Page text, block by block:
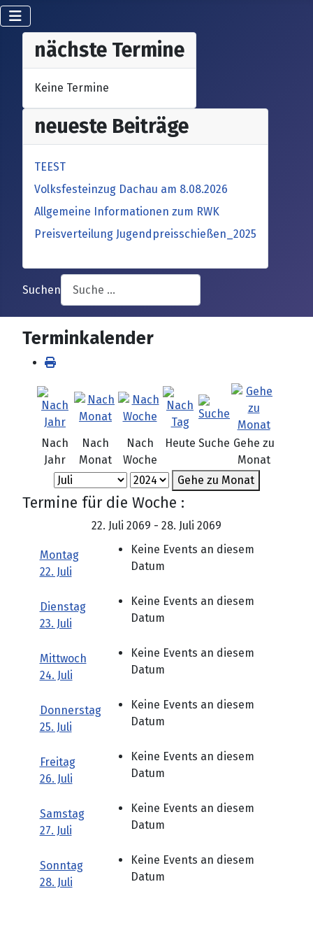
nächste Termine
Keine Termine
neueste Beiträge
TEEST
Volksfesteinzug Dachau am 8.08.2026
Allgemeine Informationen zum RWK
Preisverteilung Jugendpreisschießen_2025
Suchen
Terminkalender
Nach
Jahr
Nach
Monat
Nach
Woche
Heute Suche Gehe zu
Monat
Gehe zu Monat
Termine für die Woche :
22. Juli 2069 - 28. Juli 2069
Montag
22. Juli
Keine Events an diesem
Datum
Dienstag
23. Juli
Keine Events an diesem
Datum
Mittwoch
24. Juli
Keine Events an diesem
Datum
Donnerstag
25. Juli
Keine Events an diesem
Datum
Freitag
26. Juli
Keine Events an diesem
Datum
Samstag
27. Juli
Keine Events an diesem
Datum
Sonntag
28. Juli
Keine Events an diesem
Datum